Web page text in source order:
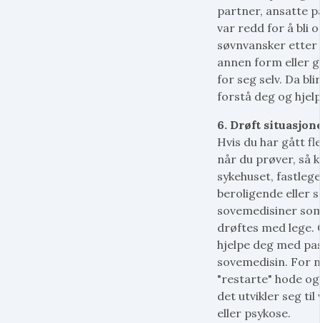
partner, ansatte
var redd for å bli
søvnvansker
annen form eller
for seg selv. Da
forstå deg og
6. Drøft
Hvis du har gått
når du prøver, så
sykehuset,
beroligende eller
sovemedisiner
drøftes med lege.
hjelpe deg med
sovemedisin. For
"restarte" hode
det utvikler seg til
eller psykose.